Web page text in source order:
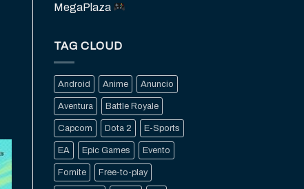
MegaPlaza
TAG CLOUD
Android Anime Anuncio
Aventura Battle Royale
Capcom Dota 2 E-Sports
EA Epic Games Evento
Fornite Free-to-play